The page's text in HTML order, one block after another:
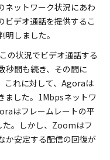
ネットワーク状況にあわ
ビデオ通話を提供するこ
しました。
の状況でビデオ通話する
秒間も続き、その間に
これに対して、Agoraは
ました。1Mbpsネットワ
はフレームレートの平
。しかし、Zoomはフ
か安定する配信の回復が